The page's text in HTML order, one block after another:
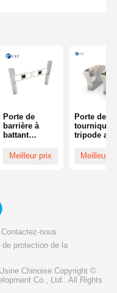
Nous
L'usine
Porte de
barrière à
battant
avec bras
pivotant à 180
Meilleur prix
Porte de
tourniquet
tripode
de 500
Meilleur
Xin Tong Technology
technologie,
ventes et le service en
de la gestion
professionnels et
de sécurité.
Contactez-nous
protection de la
Usine Chinoise.Copyright ©
Co., Ltd.. All Rights